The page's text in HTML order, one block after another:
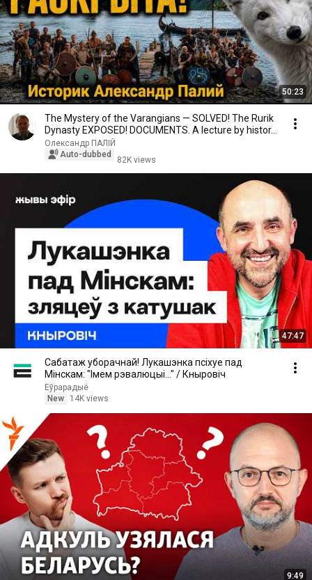
50:23
The Mystery of the Varangians — SOLVED! The Rurik
Dynasty EXPOSED! DOCUMENTS. A lecture by histor...
Олександр ПАЛІЙ
Auto-dubbed
82K views
47:47
Сабатаж уборачнай! Лукашэнка псіхуе пад
Мінскам: "Імем рэвалюцыі..." / Кныровіч
Еўрарадыё
New
14K views
9:49